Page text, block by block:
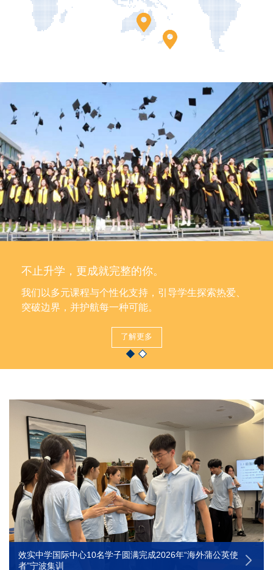
不止升学，更成就完整的你。
我们以多元课程与个性化支持，引导学生探索热爱、
突破边界，并护航每一种可能。
了解更多
效实中学国际中心10名学子圆满完成2026年“海外蒲公英使
者”宁波集训